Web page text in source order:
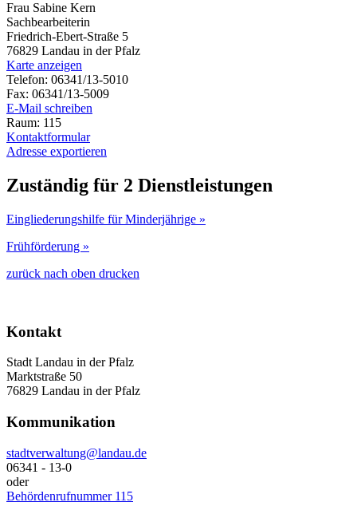
Frau Sabine Kern
Sachbearbeiterin
Friedrich-Ebert-Straße 5
76829 Landau in der Pfalz
Karte anzeigen
Telefon: 06341/13-5010
Fax: 06341/13-5009
E-Mail schreiben
Raum: 115
Kontaktformular
Adresse exportieren
Zuständig für 2 Dienstleistungen
Eingliederungshilfe für Minderjährige »
Frühförderung »
zurück nach oben drucken
Kontakt
Stadt Landau in der Pfalz
Marktstraße 50
76829 Landau in der Pfalz
Kommunikation
stadtverwaltung@landau.de
06341 - 13-0
oder
Behördenrufnummer 115